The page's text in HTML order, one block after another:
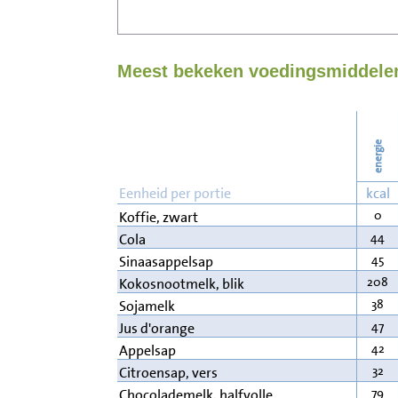
Meest bekeken
energie
Eenheid per portie kcal
Koffie, zwart
0
Cola 44
Sinaasappelsap 45
Kokosnootmelk, blik 208
Sojamelk 38
Jus d'orange 47
Appelsap 42
Citroensap, vers 32
79